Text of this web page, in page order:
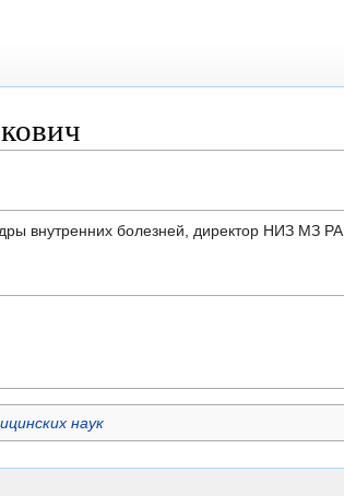
внутренних болезней, директор НИЗ МЗ РА.
наук